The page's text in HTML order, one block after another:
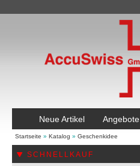
Neue Artikel Angebote
Startseite » Katalog » Geschenkidee
SCHNELLKAUF